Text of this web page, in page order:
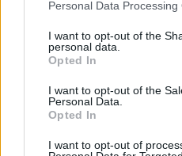
not limited to your visit or
grant or deny consent to
use your data for below
consent section.
Personal Data Processing
I want to opt-out of the
personal data.
Opted In
I want to opt-out of the
Personal Data.
Opted In
I want to opt-out of
Condividi l'articolo
F
a
ce
T
w
it
n h
Prossimo